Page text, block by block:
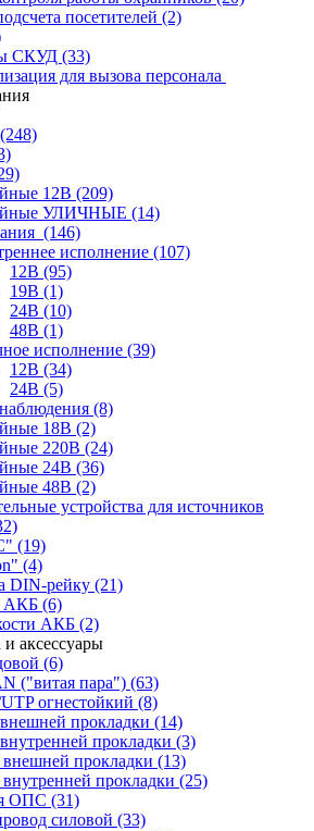
посетителей (2)
СКУД (33)
для вызова персонала
(248)
12В (209)
УЛИЧНЫЕ (14)
(146)
исполнение (107)
12В (95)
19В (1)
24В (10)
48В (1)
исполнение (39)
12В (34)
24В (5)
(8)
18В (2)
220В (24)
24В (36)
48В (2)
устройства для источников
(19)
(4)
DIN-рейку (21)
АКБ (6)
АКБ (2)
аксессуары
(6)
("витая пара") (63)
огнестойкий (8)
прокладки (14)
прокладки (3)
прокладки (13)
прокладки (25)
ОПС (31)
силовой (33)